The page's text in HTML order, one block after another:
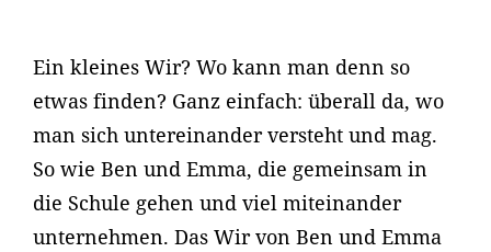
Ein kleines Wir? Wo kann man denn so
etwas finden? Ganz einfach: überall da, wo
man sich untereinander versteht und mag.
So wie Ben und Emma, die gemeinsam in
die Schule gehen und viel miteinander
unternehmen. Das Wir von Ben und Emma